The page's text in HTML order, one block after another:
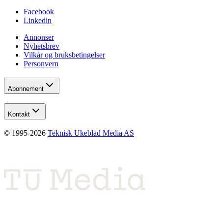
Facebook
Linkedin
Annonser
Nyhetsbrev
Vilkår og bruksbetingelser
Personvern
Abonnement
Kontakt
© 1995-2026 Teknisk Ukeblad Media AS